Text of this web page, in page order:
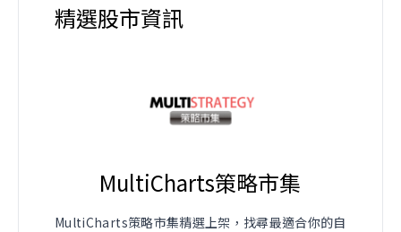
精選股市資訊
MultiCharts策略市集
MultiCharts策略市集精選上架，找尋最適合你的自